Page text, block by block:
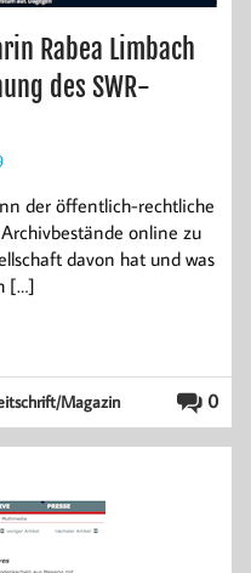
Rabea Limbach
des SWR-
der öffentlich-rechtliche
online zu
davon hat und was
[…]
0
Magazin